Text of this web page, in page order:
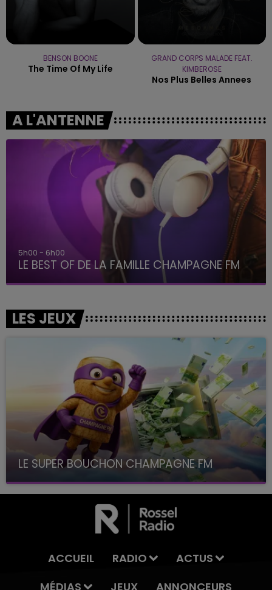
BENSON BOONE
The Time Of My Life
GRAND CORPS MALADE FEAT.
KIMBEROSE
Nos Plus Belles Annees
A L'ANTENNE
5h00 - 6h00
LE BEST OF DE LA FAMILLE CHAMPAGNE FM
LES JEUX
LE SUPER BOUCHON CHAMPAGNE FM
avec La Famille Champagne FM, à 8H10
ACCUEIL RADIO
ACTUS
MÉDIAS
JEUX ANNONCEURS